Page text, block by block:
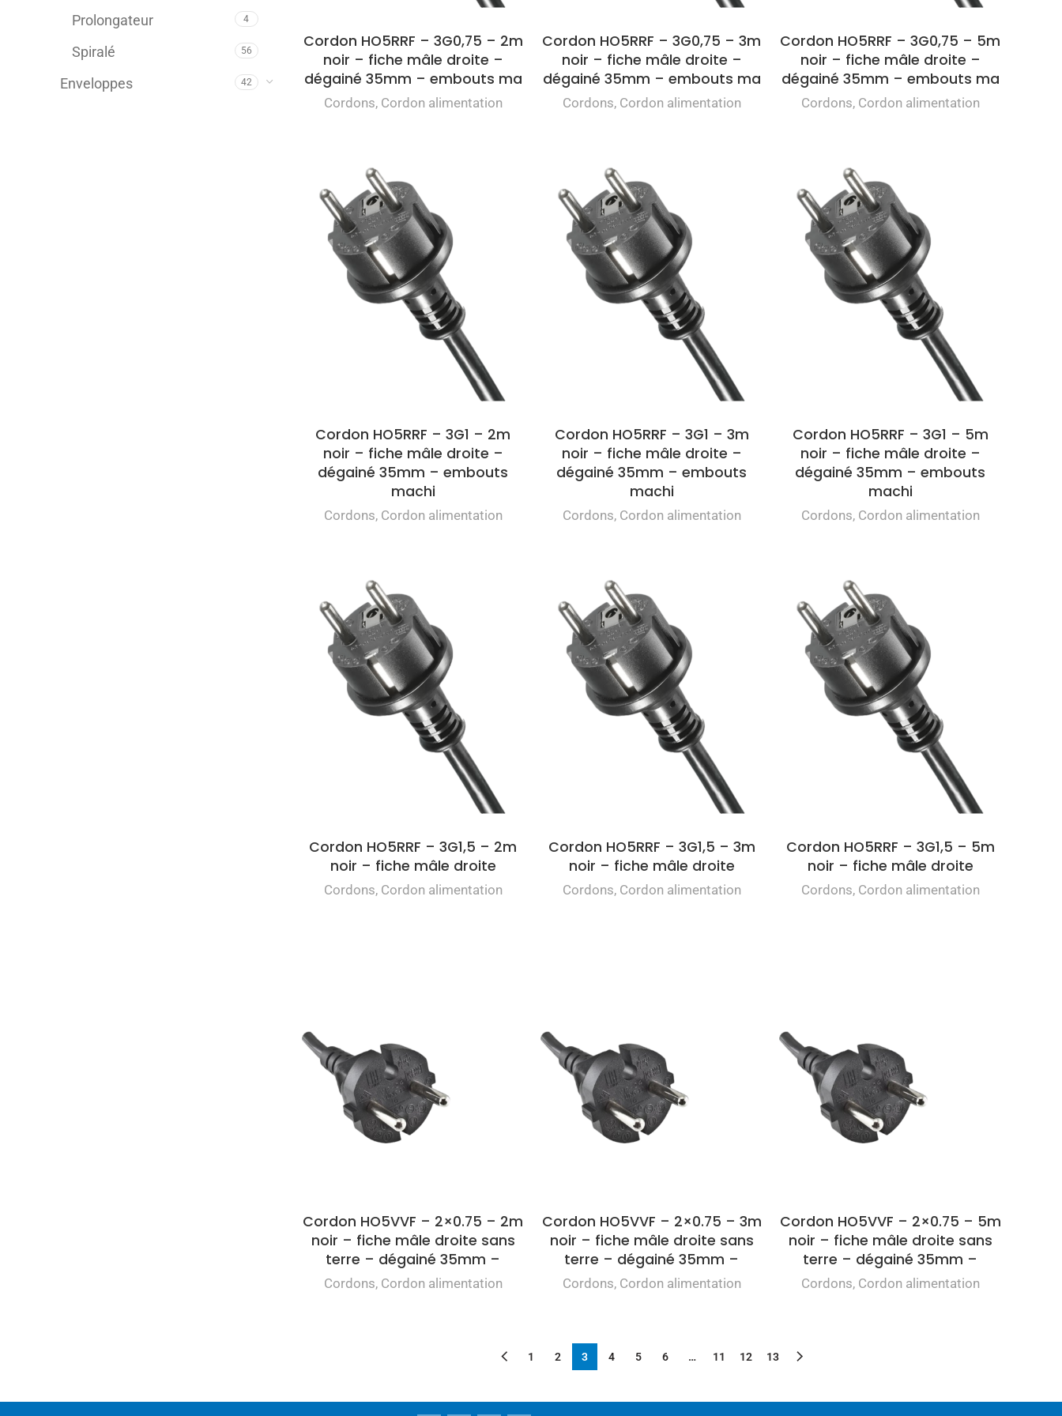
Prolongateur 4
Spiralé 56
Enveloppes 42
Cordon HO5RRF – 3G0,75 – 2m
noir – fiche mâle droite –
dégainé 35mm – embouts ma
Cordons, Cordon alimentation
Cordon HO5RRF – 3G0,75 – 3m
noir – fiche mâle droite –
dégainé 35mm – embouts ma
Cordons, Cordon alimentation
Cordon HO5RRF – 3G0,75 – 5m
noir – fiche mâle droite –
dégainé 35mm – embouts ma
Cordons, Cordon alimentation
Cordon HO5RRF – 3G1 – 2m
noir – fiche mâle droite –
dégainé 35mm – embouts
machi
Cordons, Cordon alimentation
Cordon HO5RRF – 3G1 – 3m
noir – fiche mâle droite –
dégainé 35mm – embouts
machi
Cordons, Cordon alimentation
Cordon HO5RRF – 3G1 – 5m
noir – fiche mâle droite –
dégainé 35mm – embouts
machi
Cordons, Cordon alimentation
Cordon HO5RRF – 3G1,5 – 2m
noir – fiche mâle droite
Cordons, Cordon alimentation
Cordon HO5RRF – 3G1,5 – 3m
noir – fiche mâle droite
Cordons, Cordon alimentation
Cordon HO5RRF – 3G1,5 – 5m
noir – fiche mâle droite
Cordons, Cordon alimentation
Cordon HO5VVF – 2×0.75 – 2m
noir – fiche mâle droite sans
terre – dégainé 35mm –
Cordons, Cordon alimentation
Cordon HO5VVF – 2×0.75 – 3m
noir – fiche mâle droite sans
terre – dégainé 35mm –
Cordons, Cordon alimentation
Cordon HO5VVF – 2×0.75 – 5m
noir – fiche mâle droite sans
terre – dégainé 35mm –
Cordons, Cordon alimentation
1 2 3 4 5 6 … 11 12 13